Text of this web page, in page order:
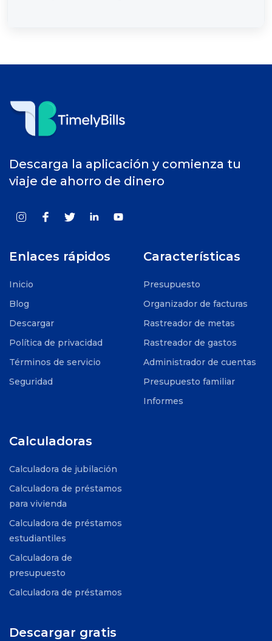
Descarga la aplicación y comienza tu
viaje de ahorro de dinero
Enlaces rápidos
Inicio
Blog
Descargar
Política de privacidad
Términos de servicio
Seguridad
Características
Presupuesto
Organizador de facturas
Rastreador de metas
Rastreador de gastos
Administrador de cuentas
Presupuesto familiar
Informes
Calculadoras
Calculadora de jubilación
Calculadora de préstamos
para vivienda
Calculadora de préstamos
estudiantiles
Calculadora de
presupuesto
Calculadora de préstamos
Descargar gratis